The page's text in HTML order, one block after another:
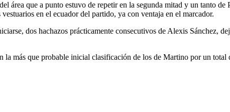
área que a punto estuvo de repetir en la segunda mitad y un tanto
en el ecuador del partido, ya con ventaja en el marcador.
dos hachazos prácticamente consecutivos de Alexis Sánchez,
la más que probable inicial clasificación de los de Martino por un